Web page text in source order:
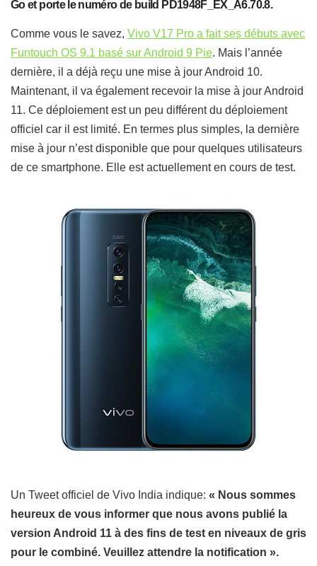
Go et porte le numéro de build PD1948F_EX_A6.70.8.
Comme vous le savez, Vivo V17 Pro a fait ses débuts avec
Funtouch OS 9.1 basé sur Android 9 Pie. Mais l’année
dernière, il a déjà reçu une mise à jour Android 10.
Maintenant, il va également recevoir la mise à jour Android
11. Ce déploiement est un peu différent du déploiement
officiel car il est limité. En termes plus simples, la dernière
mise à jour n’est disponible que pour quelques utilisateurs
de ce smartphone. Elle est actuellement en cours de test.
Un Tweetofficiel de Vivo India indique: « Nous sommes
heureux de vous informer que nous avons publié la
version Android 11 à des fins de test en niveaux de gris
pour le combiné. Veuillez attendre la notification ».